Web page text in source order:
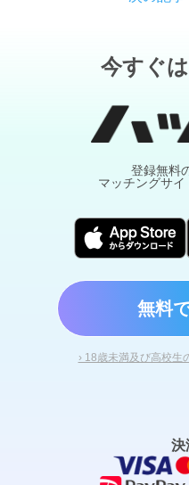
今すぐ
登録無料
マッチングサイ
無料
› 18歳未満及び高校生
決